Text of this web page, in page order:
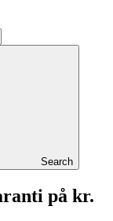
Search
på kr.